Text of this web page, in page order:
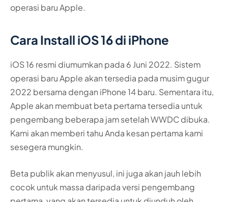
operasi baru Apple.
Cara Install iOS 16 di iPhone
iOS 16 resmi diumumkan pada 6 Juni 2022. Sistem
operasi baru Apple akan tersedia pada musim gugur
2022 bersama dengan iPhone 14 baru. Sementara itu,
Apple akan membuat beta pertama tersedia untuk
pengembang beberapa jam setelah WWDC dibuka.
Kami akan memberi tahu Anda kesan pertama kami
sesegera mungkin.
Beta publik akan menyusul, ini juga akan jauh lebih
cocok untuk massa daripada versi pengembang